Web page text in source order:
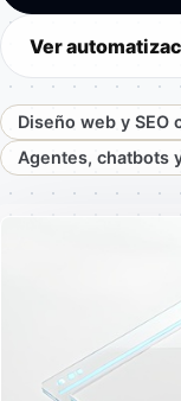
Ver
Diseño web y SEO
Agentes, chatbots